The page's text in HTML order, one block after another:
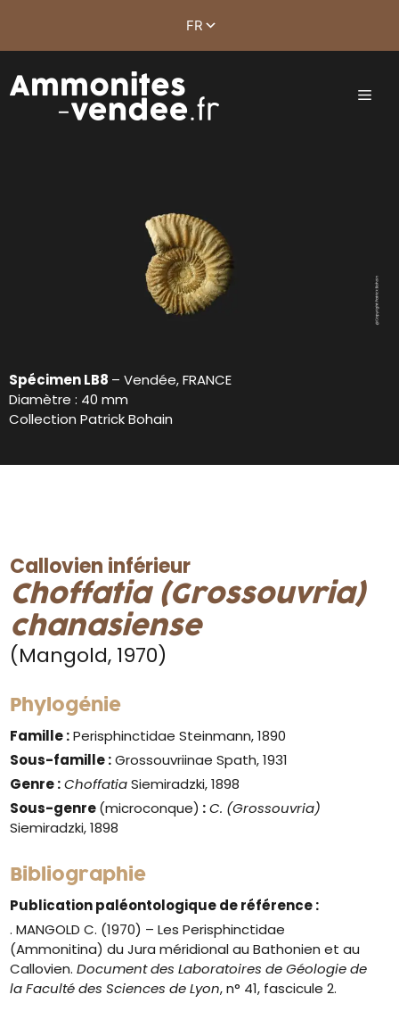
Spécimen LB8 – Vendée, FRANCE
Diamètre : 40 mm
Collection Patrick Bohain
Callovien inférieur
Choffatia (Grossouvria)
chanasiense
(Mangold, 1970)
Phylogénie
Famille :Perisphinctidae Steinmann, 1890
Sous-famille :Grossouvriinae Spath, 1931
Genre: ChoffatiaSiemiradzki, 1898
Sous-genre(microconque) :C. (Grossouvria)
Siemiradzki, 1898
Bibliographie
Publication paléontologique de référence :
. MANGOLD C. (1970) – Les Perisphinctidae
(Ammonitina) du Jura méridional au Bathonien et au
Callovien.Document des Laboratoires de Géologie de
la Faculté des Sciences de Lyon, n° 41, fascicule 2.